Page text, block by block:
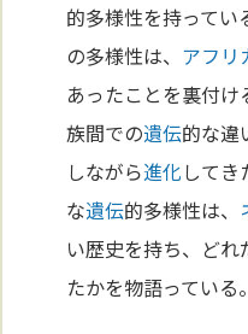
的多様性を持ってい
の多様性は、 アフリ
あったことを裏付
族間での遺伝的な違
しながら進化して
な遺伝的多様性は、
い歴史を持ち、ど
たかを物語っている。